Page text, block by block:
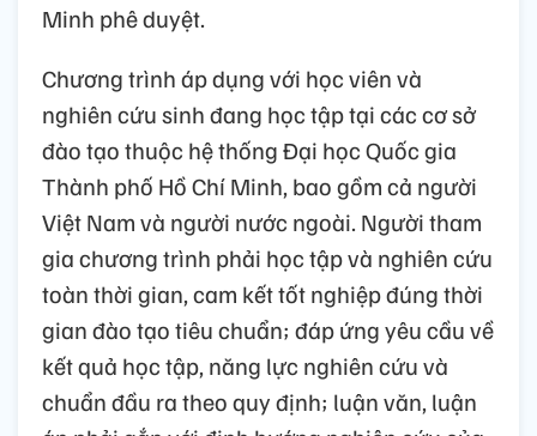
Minh phê duyệt.
Chương trình áp dụng với học viên và
nghiên cứu sinh đang học tập tại các cơ sở
đào tạo thuộc hệ thống Đại học Quốc gia
Thành phố Hồ Chí Minh, bao gồm cả người
Việt Nam và người nước ngoài. Người tham
gia chương trình phải học tập và nghiên cứu
toàn thời gian, cam kết tốt nghiệp đúng thời
gian đào tạo tiêu chuẩn; đáp ứng yêu cầu về
kết quả học tập, năng lực nghiên cứu và
chuẩn đầu ra theo quy định; luận văn, luận